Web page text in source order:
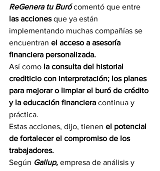
ReGenera tu Buró comentó que entre
las acciones que ya están
implementando muchas compañías se
encuentran el acceso a asesoría
financiera personalizada.
Así como la consulta del historial
crediticio con interpretación; los planes
para mejorar o limpiar el buró de crédito
y la educación financiera continua y
práctica.
Estas acciones, dijo, tienen el potencial
de fortalecer el compromiso de los
trabajadores.
Según Gallup, empresa de análisis y